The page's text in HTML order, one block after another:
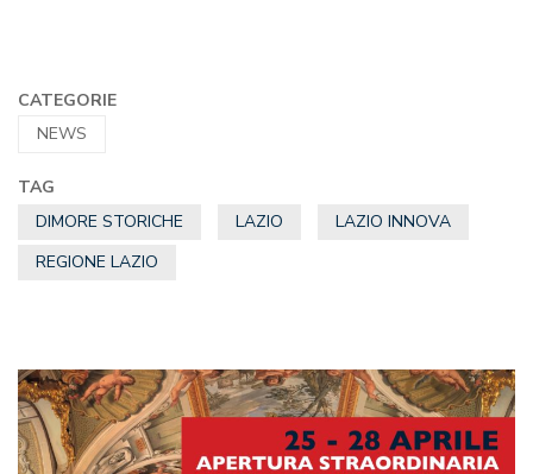
CATEGORIE
NEWS
TAG
DIMORE STORICHE
LAZIO
LAZIO INNOVA
REGIONE LAZIO